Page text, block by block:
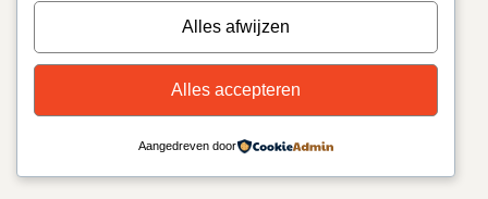
Alles afwijzen
Alles accepteren
Aangedreven door